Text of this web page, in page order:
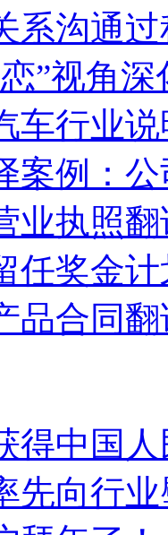
系沟通
”视角
车行业
案例：
业执照翻
任奖金计
品合同
得中国
先向行